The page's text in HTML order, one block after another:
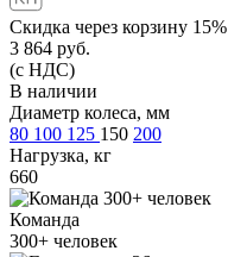
Скидка через корзину 15%
3 864 руб.
(с НДС)
В наличии
Диаметр колеса, мм
80 100 125 150 200
Нагрузка, кг
660
Команда
300+ человек